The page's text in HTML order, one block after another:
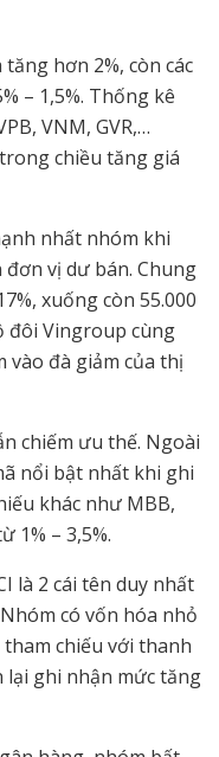
tăng hơn 2%, còn các
– 1,5%. Thống kê
VNM, GVR,…
chiều tăng giá
nhất nhóm khi
đơn vị dư bán. Chung
xuống còn 55.000
đôi Vingroup cùng
vào đà giảm của thị
chiếm ưu thế. Ngoài
nổi bật nhất khi ghi
khác như MBB,
1% – 3,5%.
là 2 cái tên duy nhất
có vốn hóa nhỏ
tham chiếu với thanh
lại ghi nhận mức tăng